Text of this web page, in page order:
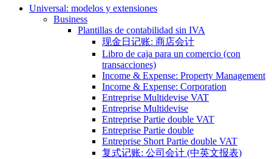
Universal: modelos y extensiones
Business
Plantillas de contabilidad sin IVA
现金日记账: 商店会计
Libro de caja para un comercio (con
transacciones)
Income & Expense: Property Management
Income & Expense: Corporation
Entreprise Multidevise VAT
Entreprise Multidevise
Entreprise Partie double VAT
Entreprise Partie double
Entreprise Short Partie double VAT
复式记账: 公司会计 (中英文报表)